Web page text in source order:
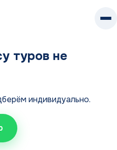
туров не
индивидуально.